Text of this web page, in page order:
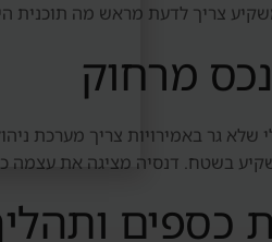
צריך לדעת מראש מה תוכנית
נכס מרחוק
שלא גר באמירויות צריך מערכת
בשטח. דנסיה מציגה את עצמה
כספים